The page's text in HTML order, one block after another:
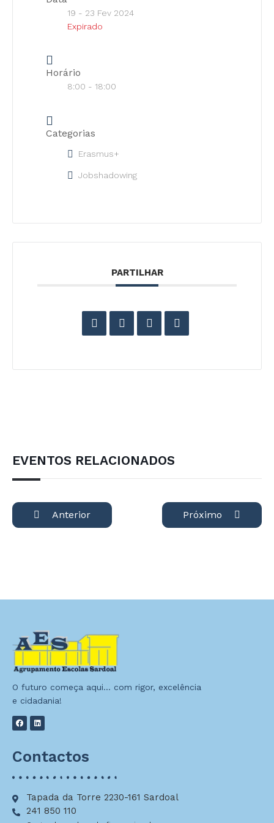
19 - 23 Fev 2024
Expirado
Horário
8:00 - 18:00
Categorias
Erasmus+
Jobshadowing
PARTILHAR
EVENTOS RELACIONADOS
Anterior Próximo
O futuro começa aqui… com rigor, excelência
e cidadania!
Contactos
Tapada da Torre 2230-161 Sardoal
241 850 110